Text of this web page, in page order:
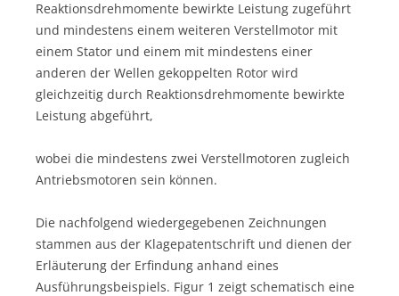
Reaktionsdrehmomente bewirkte Leistung zugeführt
und mindestens einem weiteren Verstellmotor mit
einem Stator und einem mit mindestens einer
anderen der Wellen gekoppelten Rotor wird
gleichzeitig durch Reaktionsdrehmomente bewirkte
Leistung abgeführt,
wobei die mindestens zwei Verstellmotoren zugleich
Antriebsmotoren sein können.
Die nachfolgend wiedergegebenen Zeichnungen
stammen aus der Klagepatentschrift und dienen der
Erläuterung der Erfindung anhand eines
Ausführungsbeispiels. Figur 1 zeigt schematisch eine